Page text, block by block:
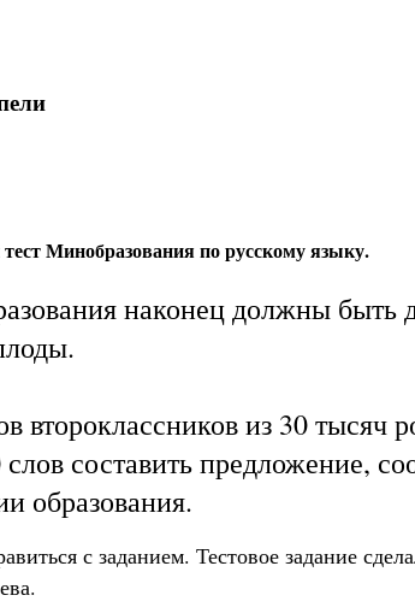
Минобразования по русскому языку.
наконец должны
второклассников из 30
составить предложение,
образования.
с заданием. Тестовое задание